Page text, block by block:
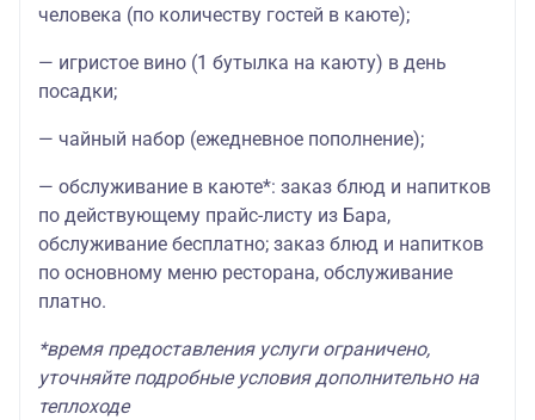
человека (по количеству гостей в каюте);
— игристое вино (1 бутылка на каюту) в день
посадки;
— чайный набор (ежедневное пополнение);
— обслуживание в каюте*: заказ блюд и напитков
по действующему прайс-листу из Бара,
обслуживание бесплатно; заказ блюд и напитков
по основному меню ресторана, обслуживание
платно.
*время предоставления услуги ограничено,
уточняйте подробные условия дополнительно на
теплоходе